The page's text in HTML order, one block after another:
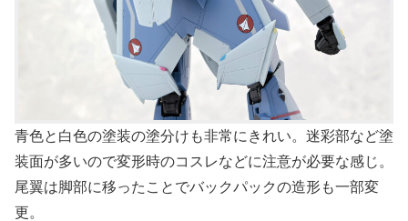
青色と白色の塗装の塗分けも非常にきれい。迷彩部など塗
装面が多いので変形時のコスレなどに注意が必要な感じ。
尾翼は脚部に移ったことでバックパックの造形も一部変
更。